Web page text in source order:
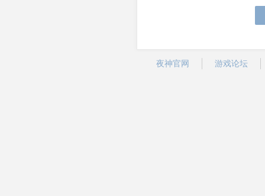
夜神官网 游戏论坛